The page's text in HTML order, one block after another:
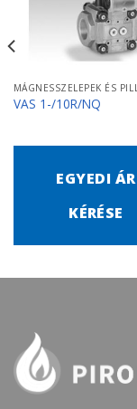
VAS 1-/10R/NQ
EGYEDI ÁR
KÉRÉSE